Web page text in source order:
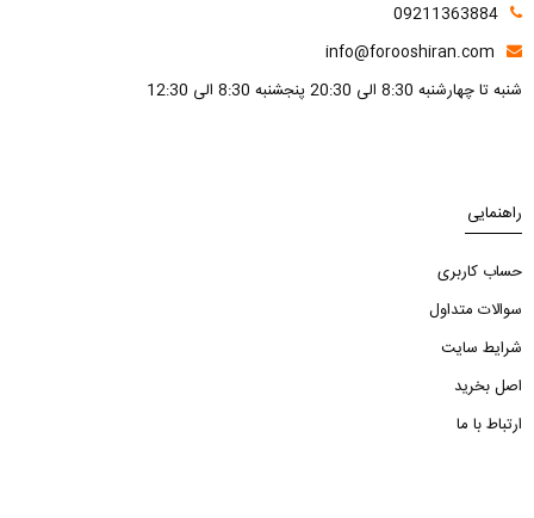
09211363884
info@forooshiran.com
شنبه تا چهارشنبه 8:30 الی 20:30 پنجشنبه 8:30 الی 12:30
راهنمایی
حساب کاربری
سوالات متداول
شرایط سایت
اصل بخرید
ارتباط با ما